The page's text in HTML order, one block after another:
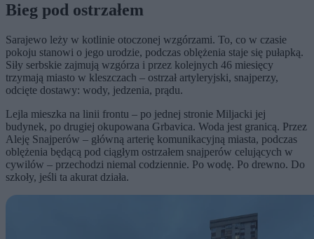
Bieg pod ostrzałem
Sarajewo leży w kotlinie otoczonej wzgórzami. To, co w czasie
pokoju stanowi o jego urodzie, podczas oblężenia staje się pułapką.
Siły serbskie zajmują wzgórza i przez kolejnych 46 miesięcy
trzymają miasto w kleszczach – ostrzał artyleryjski, snajperzy,
odcięte dostawy: wody, jedzenia, prądu.
Lejla mieszka na linii frontu – po jednej stronie Miljacki jej
budynek, po drugiej okupowana Grbavica. Woda jest granicą. Przez
Aleję Snajperów – główną arterię komunikacyjną miasta, podczas
oblężenia będącą pod ciągłym ostrzałem snajperów celujących w
cywilów – przechodzi niemal codziennie. Po wodę. Po drewno. Do
szkoły, jeśli ta akurat działa.